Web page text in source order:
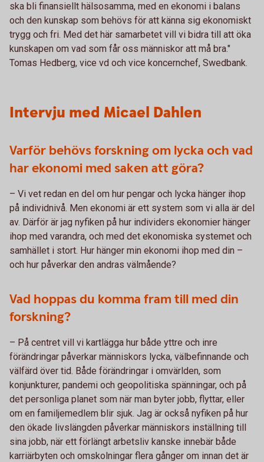
ska bli finansiellt hälsosamma, med en ekonomi i balans
och den kunskap som behövs för att känna sig ekonomiskt
trygg och fri. Med det här samarbetet vill vi bidra till att öka
kunskapen om vad som får oss människor att må bra."
Tomas Hedberg, vice vd och vice koncernchef, Swedbank.
Intervju med Micael Dahlen
Varför behövs forskning om lycka och vad
har ekonomi med saken att göra?
– Vi vet redan en del om hur pengar och lycka hänger ihop
på individnivå. Men ekonomi är ett system som vi alla är del
av. Därför är jag nyfiken på hur individers ekonomier hänger
ihop med varandra, och med det ekonomiska systemet och
samhället i stort. Hur hänger min ekonomi ihop med din –
och hur påverkar den andras välmående?
Vad hoppas du komma fram till med din
forskning?
– På centret vill vi kartlägga hur både yttre och inre
förändringar påverkar människors lycka, välbefinnande och
välfärd över tid. Både förändringar i omvärlden, som
konjunkturer, pandemi och geopolitiska spänningar, och på
det personliga planet som när man byter jobb, flyttar, eller
om en familjemedlem blir sjuk. Jag är också nyfiken på hur
den ökade livslängden påverkar människors inställning till
sina jobb, när ett förlängt arbetsliv kanske innebär både
karriärbyten och omskolningar flera gånger om innan det är